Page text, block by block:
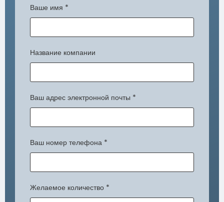
Ваше имя *
Название компании
Ваш адрес электронной почты *
Ваш номер телефона *
Желаемое количество *